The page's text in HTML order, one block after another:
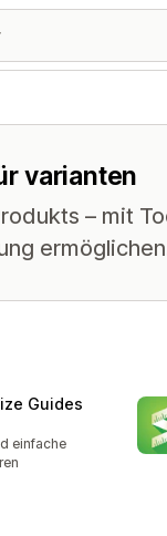
varianten
– mit
Guides
einfache